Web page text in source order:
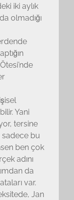
iki aylık
olmadığı
Yani
tersine
sadece bu
ben çok
adını
da
var.
Jan